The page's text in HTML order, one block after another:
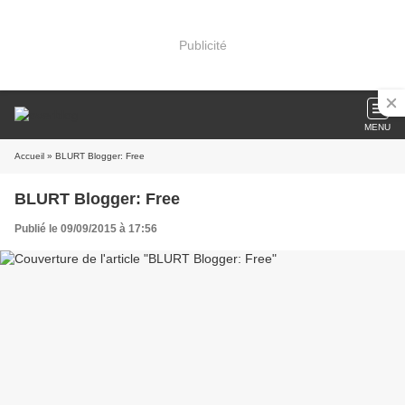
Publicité
MENU
Accueil » BLURT Blogger: Free
BLURT Blogger: Free
Publié le 09/09/2015 à 17:56